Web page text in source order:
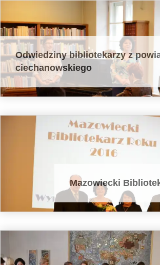
Odwiedziny bibliotekarzy z
ciechanowskiego
Mazowiecki